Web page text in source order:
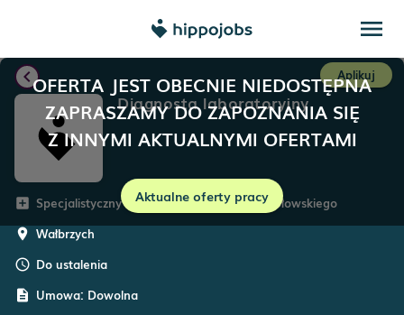
menu
OFERTA JEST OBECNIE NIEDOSTĘPNA
ZAPRASZAMY DO ZAPOZNANIA SIĘ
Z INNYMI AKTUALNYMI OFERTAMI
Aktualne oferty pracy
chevron_left Aplikuj
Diagnosta laboratoryjny
add_box Specjalistyczny Szpital im. dra Alfreda Sokołowskiego
room Wałbrzych
schedule Do ustalenia
description Umowa: Dowolna